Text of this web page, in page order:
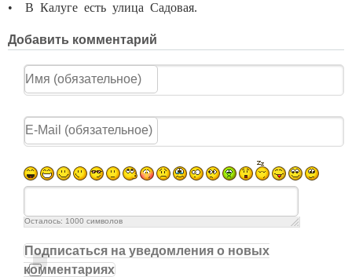
• В Калуге есть улица Садовая.
Добавить комментарий
Осталось: 1000 символов
Подписаться на уведомления о новых
комментариях